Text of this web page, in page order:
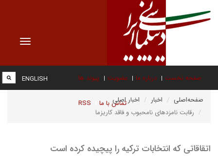
Toggle
صفحه نخست درباره ما عضویت پیوند ها
تماس با ما RSS
ENGLISH
صفحه‌اصلی اخبار
اخبار اصلی
رقابت نامزدهای نامحبوب و فاقد کاریزما
اتقاقاتی که انتخابات ترکیه را پیچیده کرده است